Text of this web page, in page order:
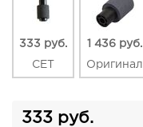
333 руб.
CET
1 436 руб.
Оригинал
333 руб.